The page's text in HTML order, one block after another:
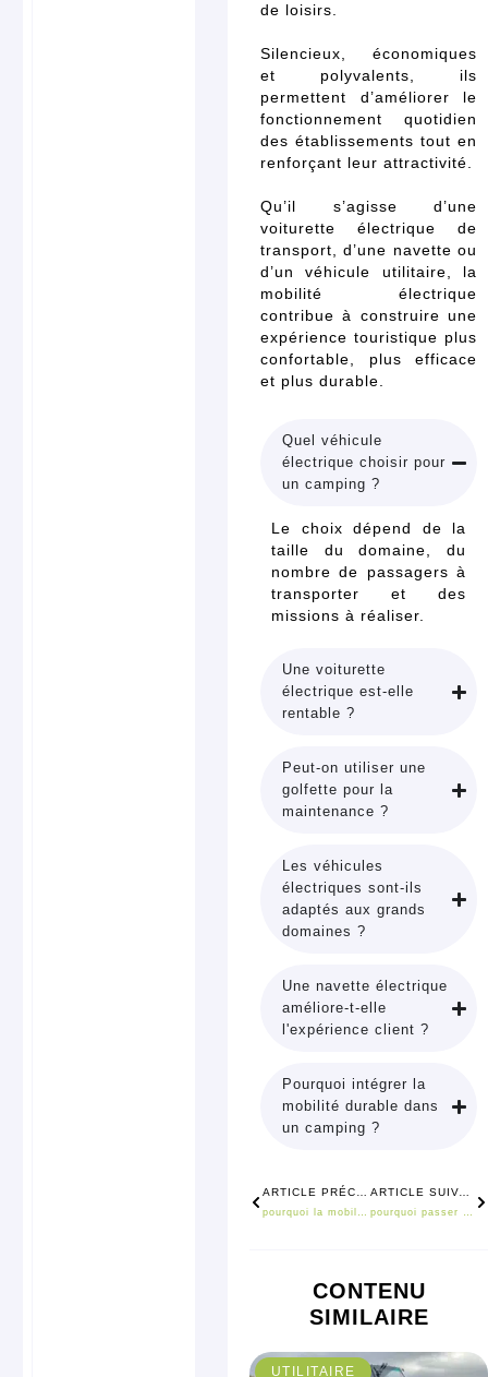
de loisirs.
Silencieux, économiques
et polyvalents, ils
permettent d’améliorer le
fonctionnement quotidien
des établissements tout en
renforçant leur attractivité.
Qu’il s’agisse d’une
voiturette électrique de
transport, d’une navette ou
d’un véhicule utilitaire, la
mobilité électrique
contribue à construire une
expérience touristique plus
confortable, plus efficace
et plus durable.
Quel véhicule
électrique choisir pour
un camping ?
Le choix dépend de la
taille du domaine, du
nombre de passagers à
transporter et des
missions à réaliser.
Une voiturette
électrique est-elle
rentable ?
Peut-on utiliser une
golfette pour la
maintenance ?
Les véhicules
électriques sont-ils
adaptés aux grands
domaines ?
Une navette électrique
améliore-t-elle
l'expérience client ?
Pourquoi intégrer la
mobilité durable dans
un camping ?
pourquoi la mobilité électrique devient incontournable dans les campings et sites touristiques ?
ARTICLE SUIVANT
pourquoi passer à une flotte électrique réduit vos coûts sur le long terme ?
CONTENU
SIMILAIRE
UTILITAIRE